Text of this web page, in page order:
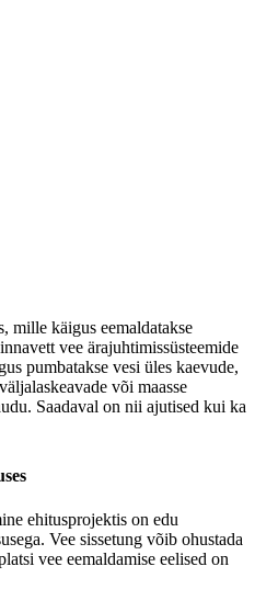
mille käigus eemaldatakse
vee ärajuhtimissüsteemide
pumbatakse vesi üles kaevude,
või maasse
Saadaval on nii ajutised kui ka
ehitusprojektis on edu
Vee sissetung võib ohustada
vee eemaldamise eelised on